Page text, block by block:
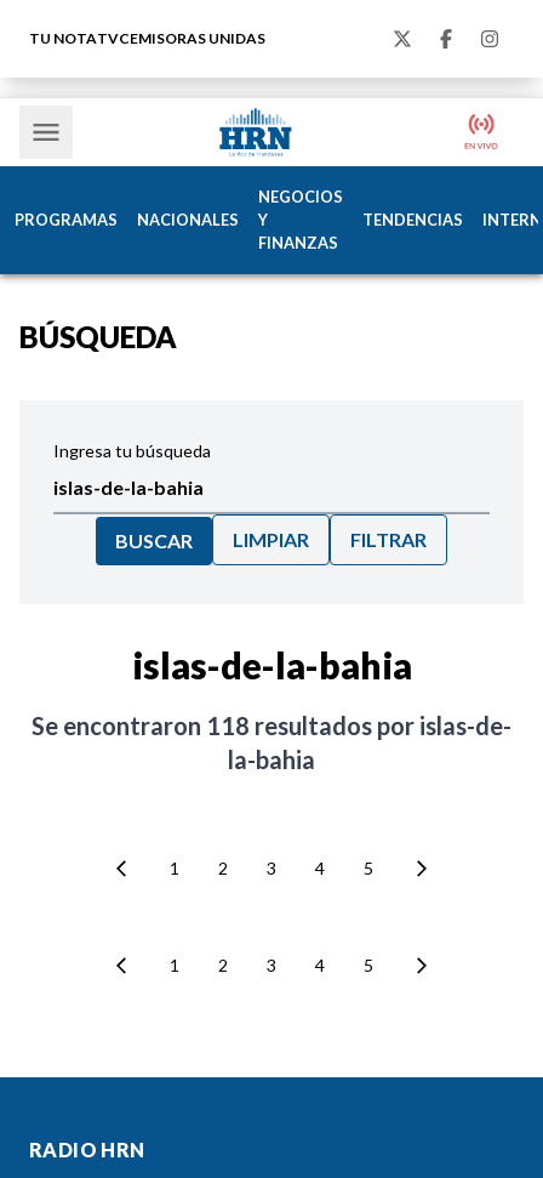
TU NOTATVCEMISORAS UNIDAS
PROGRAMAS NACIONALES
NEGOCIOS
Y
FINANZAS
TENDENCIAS
BÚSQUEDA
Ingresa tu búsqueda
BUSCAR LIMPIAR FILTRAR
islas-de-la-bahia
Se encontraron 118 resultados por islas-de-
la-bahia
1 2 3 4 5
1 2 3 4 5
RADIO HRN